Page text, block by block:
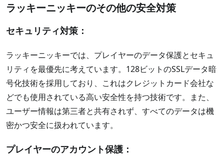
ラッキーニッキーのその他の安全対策
セキュリティ対策：
ラッキーニッキーでは、プレイヤーのデータ保護とセキュ
リティを最優先に考えています。128ビットのSSLデータ暗
号化技術を採用しており、これはクレジットカード会社な
どでも使用されている高い安全性を持つ技術です。また、
ユーザー情報は第三者と共有されず、すべてのデータは機
密かつ安全に扱われています。
プレイヤーのアカウント保護：